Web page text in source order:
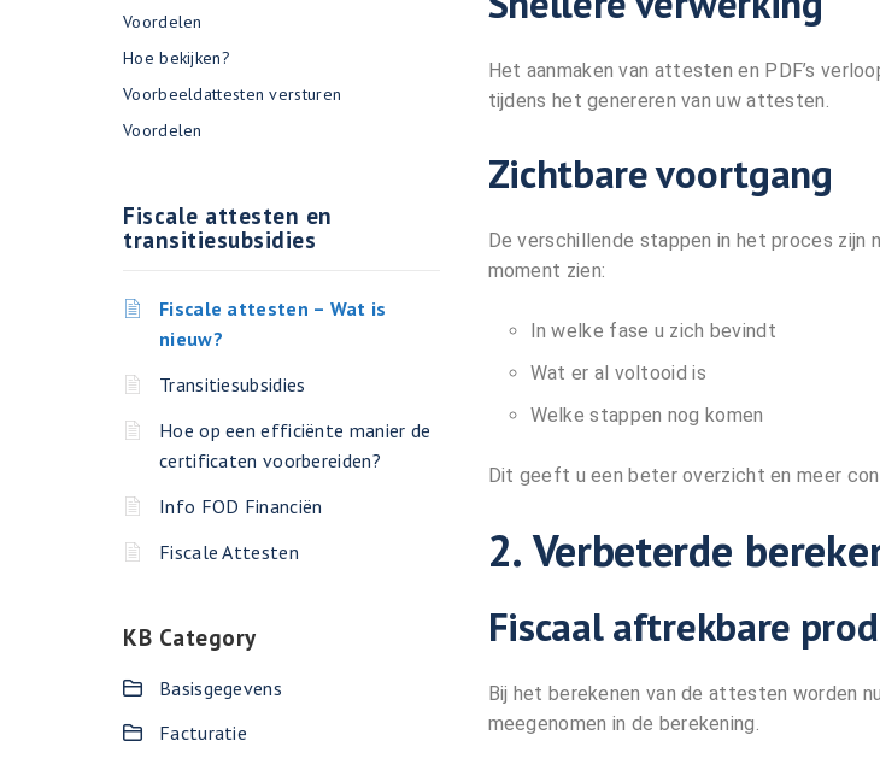
Voordelen
Hoe bekijken?
Voorbeeldattesten versturen
Voordelen
Fiscale attesten en
transitiesubsidies
Fiscale attesten – Wat is
nieuw?
Transitiesubsidies
Hoe op een efficiënte manier de
certificaten voorbereiden?
Info FOD Financiën
Fiscale Attesten
KB Category
Basisgegevens
Facturatie
Het aanmaken van attesten en PDF’s
tijdens het genereren van uw attesten.
Zichtbare voortgang
De verschillende stappen in het proces zijn
moment zien:
In welke fase u zich bevindt
Wat er al voltooid is
Welke stappen nog komen
Dit geeft u een beter overzicht en meer
2. Verbeterde
Fiscaal aftrekbare
Bij het berekenen van de attesten worden
meegenomen in de berekening.